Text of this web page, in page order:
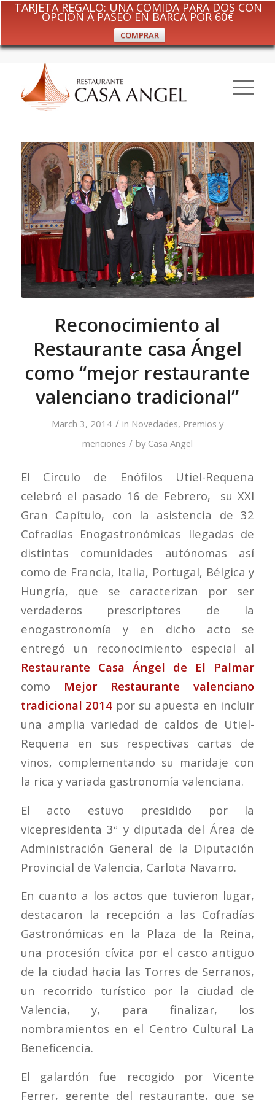
TARJETA REGALO: UNA COMIDA PARA DOS CON
OPCIÓN A PASEO EN BARCA POR 60€
COMPRAR
Reconocimiento al
Restaurante casa Ángel
como “mejor restaurante
valenciano tradicional”
March 3, 2014 / in Novedades, Premios y
menciones / by Casa Angel
El Círculo de Enófilos Utiel-Requena
celebró el pasado 16 de Febrero, su XXI
Gran Capítulo, con la asistencia de 32
Cofradías Enogastronómicas llegadas de
distintas comunidades autónomas así
como de Francia, Italia, Portugal, Bélgica y
Hungría, que se caracterizan por ser
verdaderos prescriptores de la
enogastronomía y en dicho acto se
entregó un reconocimiento especial al
Restaurante Casa Ángel de El Palmar
como Mejor Restaurante valenciano
tradicional 2014 por su apuesta en incluir
una amplia variedad de caldos de Utiel-
Requena en sus respectivas cartas de
vinos, complementando su maridaje con
la rica y variada gastronomía valenciana.
El acto estuvo presidido por la
vicepresidenta 3ª y diputada del Área de
Administración General de la Diputación
Provincial de Valencia, Carlota Navarro.
En cuanto a los actos que tuvieron lugar,
destacaron la recepción a las Cofradías
Gastronómicas en la Plaza de la Reina,
una procesión cívica por el casco antiguo
de la ciudad hacia las Torres de Serranos,
un recorrido turístico por la ciudad de
Valencia, y, para finalizar, los
nombramientos en el Centro Cultural La
Beneficencia.
El galardón fue recogido por Vicente
Ferrer, gerente del restaurante, que se